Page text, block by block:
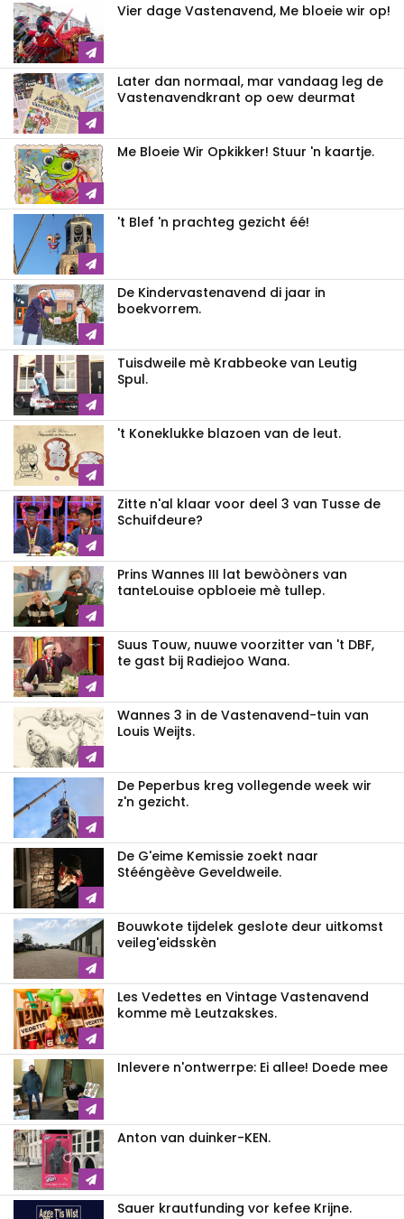
Vier dage Vastenavend, Me bloeie wir op!
Later dan normaal, mar vandaag leg de
Vastenavendkrant op oew deurmat
Me Bloeie Wir Opkikker! Stuur 'n kaartje.
't Blef 'n prachteg gezicht éé!
De Kindervastenavend di jaar in
boekvorrem.
Tuisdweile mè Krabbeoke van Leutig
Spul.
't Koneklukke blazoen van de leut.
Zitte n'al klaar voor deel 3 van Tusse de
Schuifdeure?
Prins Wannes III lat bewòòners van
tanteLouise opbloeie mè tullep.
Suus Touw, nuuwe voorzitter van 't DBF,
te gast bij Radiejoo Wana.
Wannes 3 in de Vastenavend-tuin van
Louis Weijts.
De Peperbus kreg vollegende week wir
z'n gezicht.
De G'eime Kemissie zoekt naar
Stééngèève Geveldweile.
Bouwkote tijdelek geslote deur uitkomst
veileg'eidsskèn
Les Vedettes en Vintage Vastenavend
komme mè Leutzakskes.
Inlevere n'ontwerrpe: Ei allee! Doede mee
Anton van duinker-KEN.
Sauer krautfunding vor kefee Krijne.